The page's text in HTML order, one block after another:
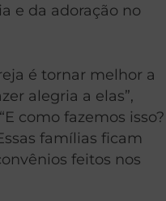
e da adoração no
é tornar melhor a
alegria a elas”,
como fazemos isso?
famílias ficam
feitos nos